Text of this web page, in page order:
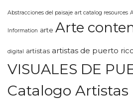
Abstracciones del paisaje art catalog resources
Information arte Arte
digital artistas artistas de puerto
VISUALES DE
Catalogo Artistas